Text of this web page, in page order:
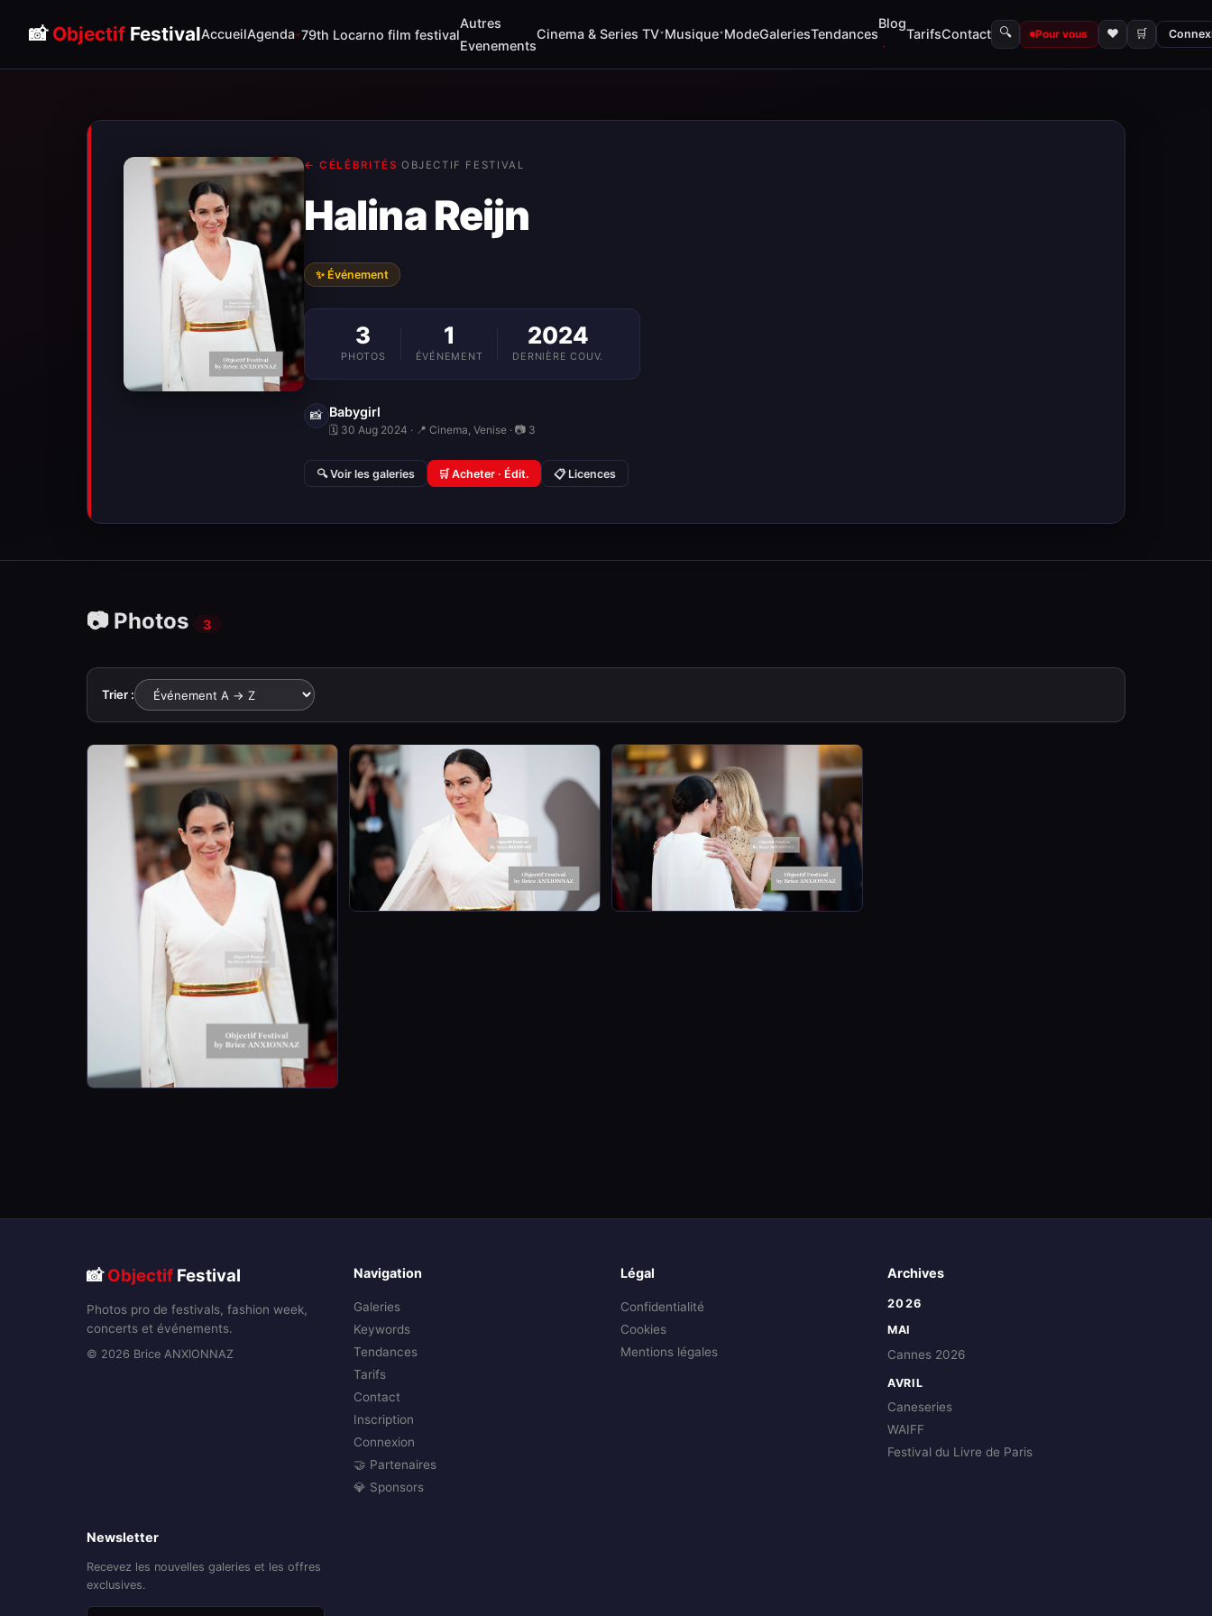
📸 Objectif FestivalAccueilAgenda 79th Locarno film festival
Autres
Evenements
Cinema & Series TV▾Musique▾ModeGaleriesTendances
Blog
TarifsContact 🔍 Pour vous ♥ 🛒
← CÉLÉBRITÉS· OBJECTIF FESTIVAL
Halina Reijn
✨ Événement
3
PHOTOS
1
ÉVÉNEMENT
2024
DERNIÈRE COUV.
📸 Babygirl
🗓 30 Aug 2024 · 📍 Cinema, Venise · 📷 3
🔍 Voir les galeries 🛒 Acheter · Édit. 📋 Licences
📷 Photos 3
Trier :
📸Objectif Festival
Photos pro de festivals, fashion week,
concerts et événements.
© 2026 Brice ANXIONNAZ
Navigation
Galeries
Keywords
Tendances
Tarifs
Contact
Inscription
Connexion
🤝 Partenaires
💎 Sponsors
Légal
Confidentialité
Cookies
Mentions légales
Archives
2026
MAI
Cannes 2026
AVRIL
Caneseries
WAIFF
Festival du Livre de Paris
Newsletter
Recevez les nouvelles galeries et les offres
exclusives.